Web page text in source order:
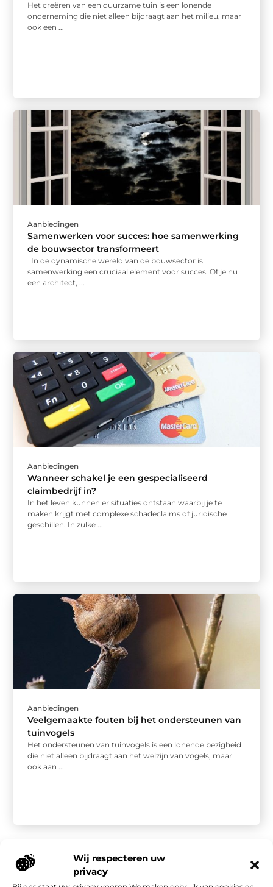
Wij respecteren uw
privacy
Het creëren van een duurzame tuin is een lonende
onderneming die niet alleen bijdraagt aan het milieu, maar
ook een ...
Aanbiedingen
Samenwerken voor succes: hoe samenwerking
de bouwsector transformeert
In de dynamische wereld van de bouwsector is
samenwerking een cruciaal element voor succes. Of je nu
een architect, ...
Aanbiedingen
Wanneer schakel je een gespecialiseerd
claimbedrijf in?
In het leven kunnen er situaties ontstaan waarbij je te
maken krijgt met complexe schadeclaims of juridische
geschillen. In zulke ...
Aanbiedingen
Veelgemaakte fouten bij het ondersteunen van
tuinvogels
Het ondersteunen van tuinvogels is een lonende bezigheid
die niet alleen bijdraagt aan het welzijn van vogels, maar
ook aan ...